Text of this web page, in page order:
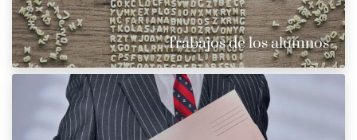
Trabajos de los alumnos